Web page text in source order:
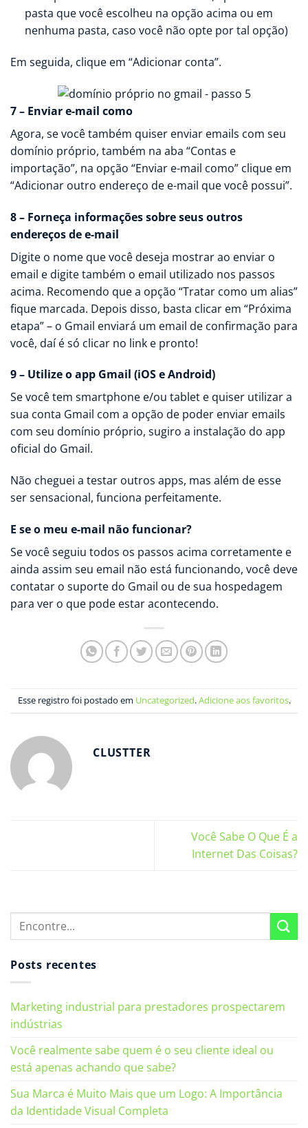
pasta que você escolheu na opção acima ou em
nenhuma pasta, caso você não opte por tal opção)
Em seguida, clique em “Adicionar conta”.
7 – Enviar e-mail como
Agora, se você também quiser enviar emails com seu
domínio próprio, também na aba “Contas e
importação”, na opção “Enviar e-mail como” clique em
“Adicionar outro endereço de e-mail que você possui”.
8 – Forneça informações sobre seus outros
endereços de e-mail
Digite o nome que você deseja mostrar ao enviar o
email e digite também o email utilizado nos passos
acima. Recomendo que a opção “Tratar como um alias”
fique marcada. Depois disso, basta clicar em “Próxima
etapa” – o Gmail enviará um email de confirmação para
você, daí é só clicar no link e pronto!
9 – Utilize o app Gmail (iOS e Android)
Se você tem smartphone e/ou tablet e quiser utilizar a
sua conta Gmail com a opção de poder enviar emails
com seu domínio próprio, sugiro a instalação do app
oficial do Gmail.
Não cheguei a testar outros apps, mas além de esse
ser sensacional, funciona perfeitamente.
E se o meu e-mail não funcionar?
Se você seguiu todos os passos acima corretamente e
ainda assim seu email não está funcionando, você deve
contatar o suporte do Gmail ou de sua hospedagem
para ver o que pode estar acontecendo.
Esse registro foi postado em Uncategorized.Adicione aos favoritos.
CLUSTTER
Você Sabe O Que É a
Internet Das Coisas?
Posts recentes
Marketing industrial para prestadores prospectarem
indústrias
Você realmente sabe quem é o seu cliente ideal ou
está apenas achando que sabe?
Sua Marca é Muito Mais que um Logo: A Importância
da Identidade Visual Completa